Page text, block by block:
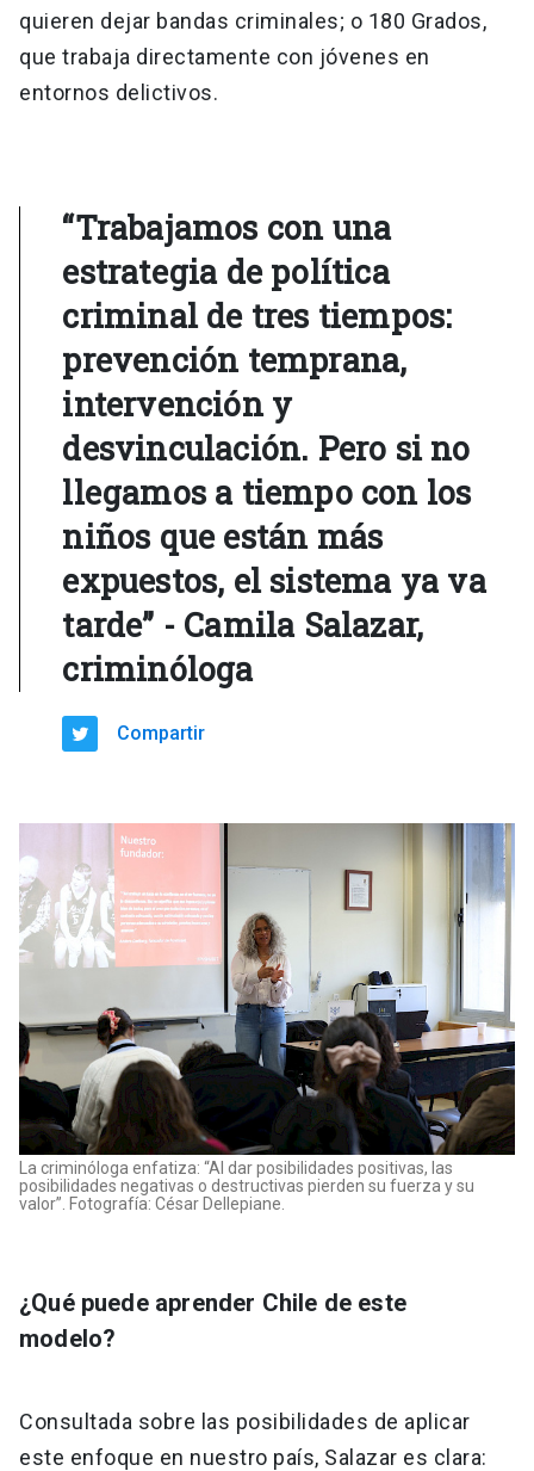
quieren dejar bandas criminales; o 180 Grados,
que trabaja directamente con jóvenes en
entornos delictivos.
“Trabajamos con una
estrategia de política
criminal de tres tiempos:
prevención temprana,
intervención y
desvinculación. Pero si no
llegamos a tiempo con los
niños que están más
expuestos, el sistema ya va
tarde” - Camila Salazar,
criminóloga
Compartir
La criminóloga enfatiza: “Al dar posibilidades positivas, las
posibilidades negativas o destructivas pierden su fuerza y su
valor”. Fotografía: César Dellepiane.
¿Qué puede aprender Chile de este
modelo?
Consultada sobre las posibilidades de aplicar
este enfoque en nuestro país, Salazar es clara: